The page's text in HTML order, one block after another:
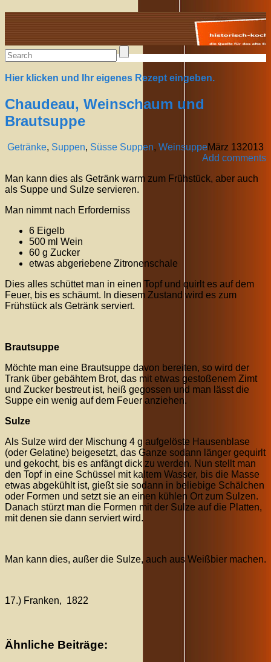
Alte Rezepte online
Hier klicken und Ihr eigenes Rezept eingeben.
Chaudeau, Weinschaum und
Brautsuppe
Getränke, Suppen, Süsse Suppen, Weinsuppe
Add comments
März 132013
Man kann dies als Getränk warm zum Frühstück, aber auch
als Suppe und Sulze servieren.
Man nimmt nach Erforderniss
6 Eigelb
500 ml Wein
60 g Zucker
etwas abgeriebene Zitronenschale
Dies alles schüttet man in einen Topf und quirlt es auf dem
Feuer, bis es schäumt. In diesem Zustand wird es zum
Frühstück als Getränk serviert.
Brautsuppe
Möchte man eine Brautsuppe davon bereiten, so wird der
Trank über gebähtem Brot, das mit etwas gestoßenem Zimt
und Zucker bestreut ist, heiß gegossen und man lässt die
Suppe ein wenig auf dem Feuer anziehen.
Sulze
Als Sulze wird der Mischung 4 g aufgelöste Hausenblase
(oder Gelatine) beigesetzt, das Ganze sodann länger gequirlt
und gekocht, bis es anfängt dick zu werden. Nun stellt man
den Topf in eine Schüssel mit kaltem Wasser, bis die Masse
etwas abgekühlt ist, gießt sie sodann in beliebige Schälchen
oder Formen und setzt sie an einen kühlen Ort zum Sulzen.
Danach stürzt man die Formen mit der Sulze auf die Platten,
mit denen sie dann serviert wird.
Man kann dies, außer die Sulze, auch aus Weißbier machen.
17.) Franken, 1822
Ähnliche Beiträge: